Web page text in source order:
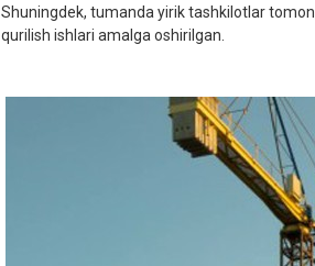
Shuningdek, tumanda yirik tashkilotlar
qurilish ishlari amalga oshirilgan.